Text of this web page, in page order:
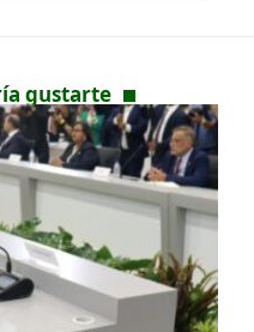
gustarte